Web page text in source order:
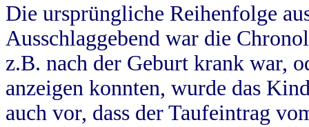
Die ursprüngliche Reihenfolge
Ausschlaggebend war die
z.B. nach der Geburt krank war,
anzeigen konnten, wurde das
auch vor, dass der Taufeintrag